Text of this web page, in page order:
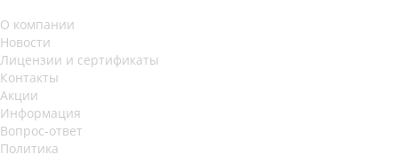
О компании
Новости
Лицензии и сертификаты
Контакты
Акции
Информация
Вопрос-ответ
Политика